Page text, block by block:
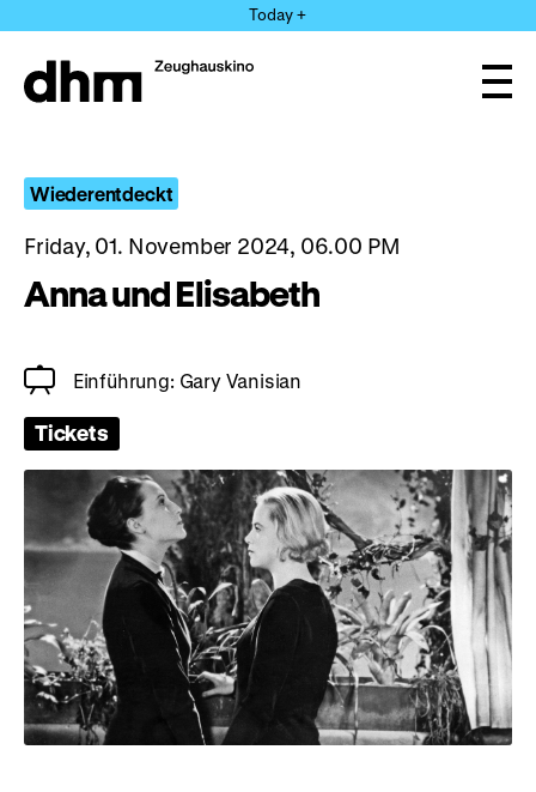
directly
the
Today +
Wiederentdeckt
Friday, 01. November 2024, 06.00 PM
Anna und Elisabeth
Einführung: Gary Vanisian
Tickets